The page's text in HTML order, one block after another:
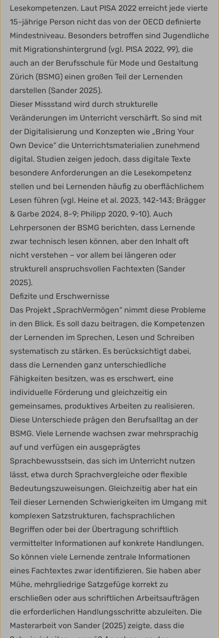
Lesekompetenzen. Laut PISA 2022 erreicht jede vierte
15-jährige Person nicht das von der OECD definierte
Mindestniveau. Besonders betroffen sind Jugendliche
mit Migrationshintergrund (vgl. PISA 2022, 99), die
auch an der Berufsschule für Mode und Gestaltung
Zürich (BSMG) einen großen Teil der Lernenden
darstellen (Sander 2025).
Dieser Missstand wird durch strukturelle
Veränderungen im Unterricht verschärft. So sind mit
der Digitalisierung und Konzepten wie „Bring Your
Own Device“ die Unterrichtsmaterialien zunehmend
digital. Studien zeigen jedoch, dass digitale Texte
besondere Anforderungen an die Lesekompetenz
stellen und bei Lernenden häufig zu oberflächlichem
Lesen führen (vgl. Heine et al. 2023, 142-143; Brägger
& Garbe 2024, 8-9; Philipp 2020, 9-10). Auch
Lehrpersonen der BSMG berichten, dass Lernende
zwar technisch lesen können, aber den Inhalt oft
nicht verstehen – vor allem bei längeren oder
strukturell anspruchsvollen Fachtexten (Sander
2025).
Defizite und Erschwernisse
Das Projekt „SprachVermögen“ nimmt diese Probleme
in den Blick. Es soll dazu beitragen, die Kompetenzen
der Lernenden im Sprechen, Lesen und Schreiben
systematisch zu stärken. Es berücksichtigt dabei,
dass die Lernenden ganz unterschiedliche
Fähigkeiten besitzen, was es erschwert, eine
individuelle Förderung und gleichzeitig ein
gemeinsames, produktives Arbeiten zu realisieren.
Diese Unterschiede prägen den Berufsalltag an der
BSMG. Viele Lernende wachsen zwar mehrsprachig
auf und verfügen ein ausgeprägtes
Sprachbewusstsein, das sich im Unterricht nutzen
lässt, etwa durch Sprachvergleiche oder flexible
Bedeutungszuweisungen. Gleichzeitig aber hat ein
Teil dieser Lernenden Schwierigkeiten im Umgang mit
komplexen Satzstrukturen, fachsprachlichen
Begriffen oder bei der Übertragung schriftlich
vermittelter Informationen auf konkrete Handlungen.
So können viele Lernende zentrale Informationen
eines Fachtextes zwar identifizieren. Sie haben aber
Mühe, mehrgliedrige Satzgefüge korrekt zu
erschließen oder aus schriftlichen Arbeitsaufträgen
die erforderlichen Handlungsschritte abzuleiten. Die
Masterarbeit von Sander (2025) zeigte, dass die